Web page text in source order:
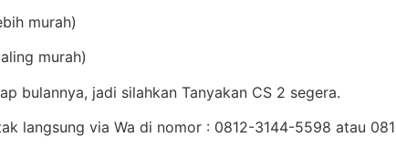
murah)
murah)
bulannya, jadi silahkan Tanyakan CS 2 segera.
langsung via Wa di nomor : 0812-3144-5598 atau